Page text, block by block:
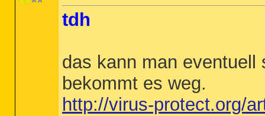
tdh
das kann man
bekommt es weg.
http://virus-protect.org/